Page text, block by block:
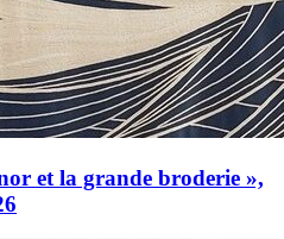
et la grande broderie »,